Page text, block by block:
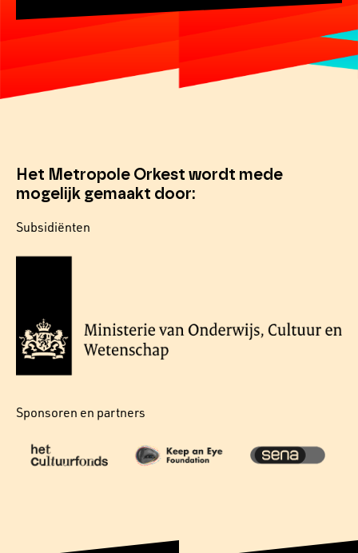
Het Metropole Orkest wordt mede
mogelijk gemaakt door:
Subsidiënten
Sponsoren en partners